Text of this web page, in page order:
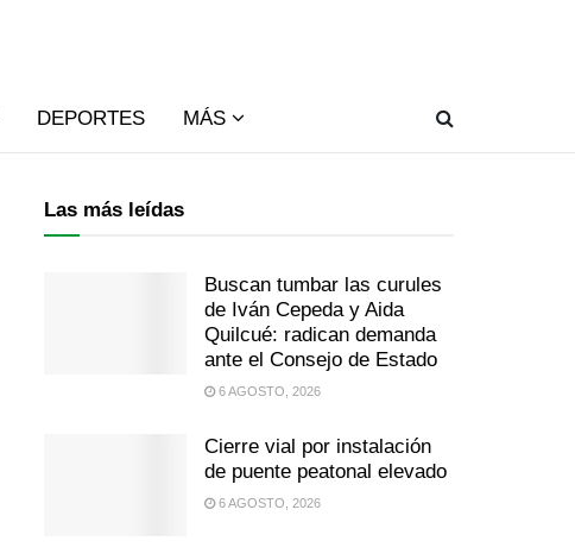
DEPORTES MÁS
Las más leídas
Buscan tumbar las curules
de Iván Cepeda y Aida
Quilcué: radican demanda
ante el Consejo de Estado
6 AGOSTO, 2026
Cierre vial por instalación
de puente peatonal elevado
6 AGOSTO, 2026